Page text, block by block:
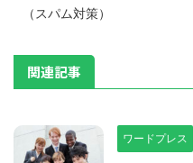
（スパム対策）
関連記事
ワードプレス